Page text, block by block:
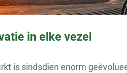
in elke vezel
is sindsdien enorm